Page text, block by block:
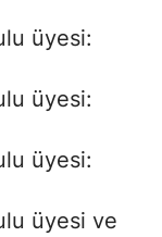
üyesi:
üyesi:
üyesi:
üyesi ve